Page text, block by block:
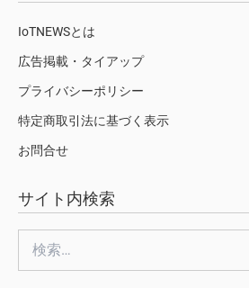
IoTNEWSとは
広告掲載・タイアップ
プライバシーポリシー
特定商取引法に基づく表示
お問合せ
サイト内検索
索: